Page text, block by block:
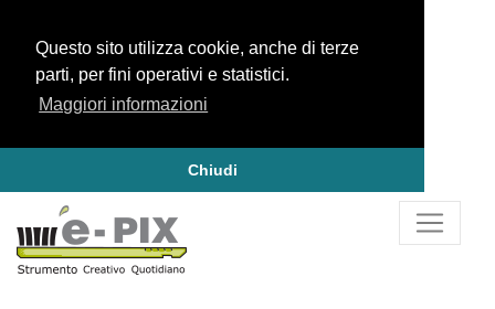
Questo sito utilizza cookie, anche di terze
parti, per fini operativi e statistici.
Maggiori informazioni
Chiudi